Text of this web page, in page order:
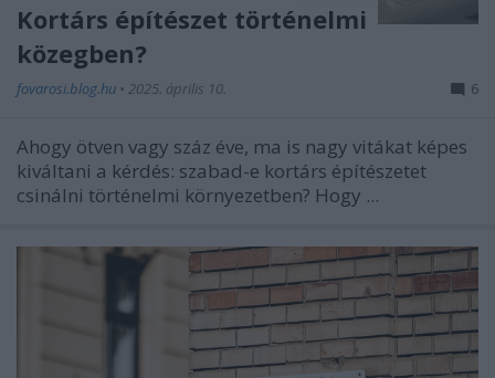
Kortárs építészet történelmi
közegben?
fovarosi.blog.hu • 2025. április 10. 6
Ahogy ötven vagy száz éve, ma is nagy vitákat képes
kiváltani a kérdés: szabad-e kortárs építészetet
csinálni történelmi környezetben? Hogy ...